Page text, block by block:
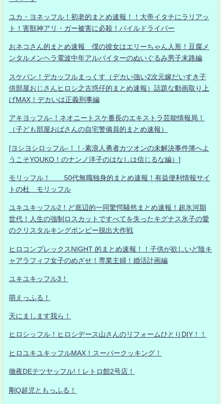
ユカ・ヨネッフル！初老的まとめ速報！！大帝イタチにラリアッ
ト！害獣神アリ・ガー被害に必殺！パイルドライバー
おネコさん的まとめ速報 僕の彼女はエリーちゃん人形！豆腐メ
ンタルメンヘラ電波中年アルバイターのぬいぐるみ男子末路編
スケバン！デカッフルまっくす（デカい強い2次元嫁だいすき子
供部屋おじさんヒロシ之古惑仔的まとめ速報）話題な動画取り上
げMAX！デカいは正義刑事編
アキヨッフル-！ネオニートスケ番長のエキストラ芸能情報局！
（子ども部屋おばさんの自宅警備員的まとめ速報）
[ヨシヨシロッフル-！！-素浪人勇者カツオンの未解決事件簿へよ
うこそYOUKO！のナンノ洋子のはなしは信じるな編）]
モリッフル！ 50代無職独身的まとめ速報！有益便利情報サイ
トの杜 モリッフル
ユキユキッフル2！ど底辺的一同驚愕騒然まとめ速報！超氷河期
世代！人生の強制ロスカットですべてを失ったキグナス氷子の愛
のクリスタルキングボンビー脱出大作戦
ヒロコンプレックスNIGHT 的まとめ速報！！子供が欲しいど陰キ
ャアラフィフ女子のめざせ！専業主婦！婚活計画編
ユキユキッフル3！
萌えっふる！
天にまします我ら！
ヒロシッフル！ヒロシデース山さんのリフォームひとりDIY！！
ヒロユキユキッフルMAX！スーパークッキング！
徹夜DEテツヤッフル!！レトロ館2号店！
剛Q超児ともっふる！